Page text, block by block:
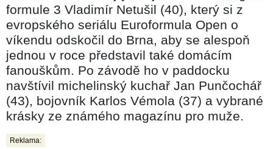
formule 3 Vladimír Netušil (40), který si z
evropského seriálu Euroformula Open o
víkendu odskočil do Brna, aby se alespoň
jednou v roce představil také domácím
fanouškům. Po závodě ho v paddocku
navštívil michelinský kuchař Jan Punčochář
(43), bojovník Karlos Vémola (37) a vybrané
krásky ze známého magazínu pro muže.
Reklama: